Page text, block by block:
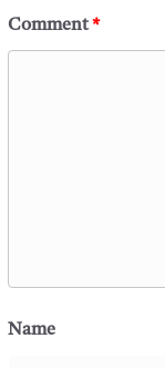
Comment*
Name